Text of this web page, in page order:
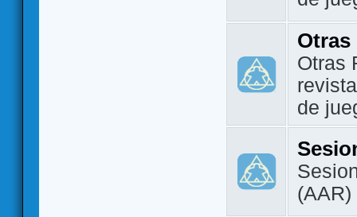
Otras
Otras
de
(AAR)